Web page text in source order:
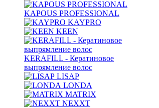
KAPOUS PROFESSIONAL
KAYPRO
KEEN
KERAFILL - Кератиновое
выпрямление волос
LISAP
LONDA
MATRIX
NEXXT